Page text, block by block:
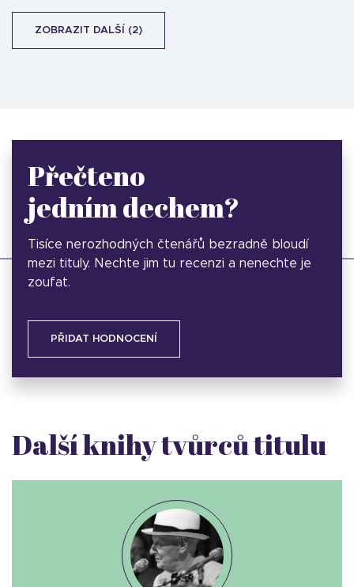
ZOBRAZIT DALŠÍ (2)
Přečteno
jedním dechem?
Tisíce nerozhodných čtenářů bezradně bloudí
mezi tituly. Nechte jim tu recenzi a nenechte je
zoufat.
PŘIDAT HODNOCENÍ
Další knihy tvůrců titulu